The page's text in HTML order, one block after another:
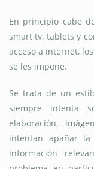
En principio cabe
smart tv, tablets y
acceso a internet,
se les impone.
Se trata de un
siempre intenta
elaboración,
intentan apañar
información